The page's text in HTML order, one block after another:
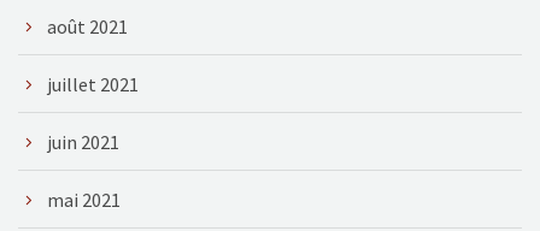
août 2021
juillet 2021
juin 2021
mai 2021